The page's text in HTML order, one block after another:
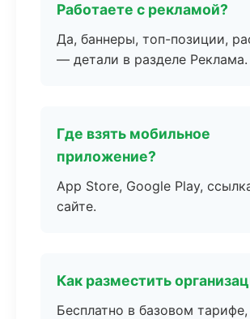
Работаете с рекламой?
Да, баннеры, топ-позиции,
— детали в разделе Реклама.
Где взять мобильное
приложение?
App Store, Google Play,
сайте.
Как разместить
Бесплатно в базовом тарифе,